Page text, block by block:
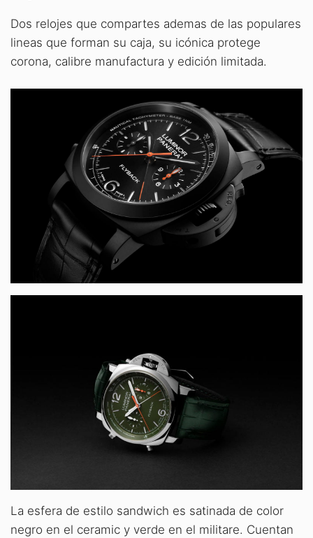
Dos relojes que compartes ademas de las populares
lineas que forman su caja, su icónica protege
corona, calibre manufactura y edición limitada.
La esfera de estilo sandwich es satinada de color
negro en el ceramic y verde en el militare. Cuentan